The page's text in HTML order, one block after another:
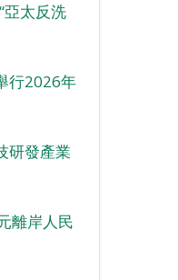
太反洗
行2026年
研發產業
離岸人民